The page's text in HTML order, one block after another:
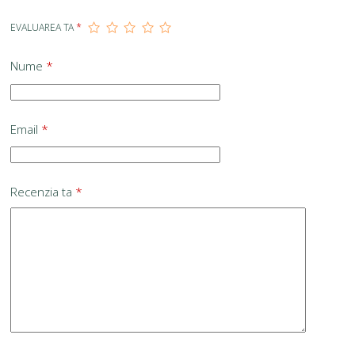
EVALUAREA TA*
Nume *
Email *
Recenzia ta *